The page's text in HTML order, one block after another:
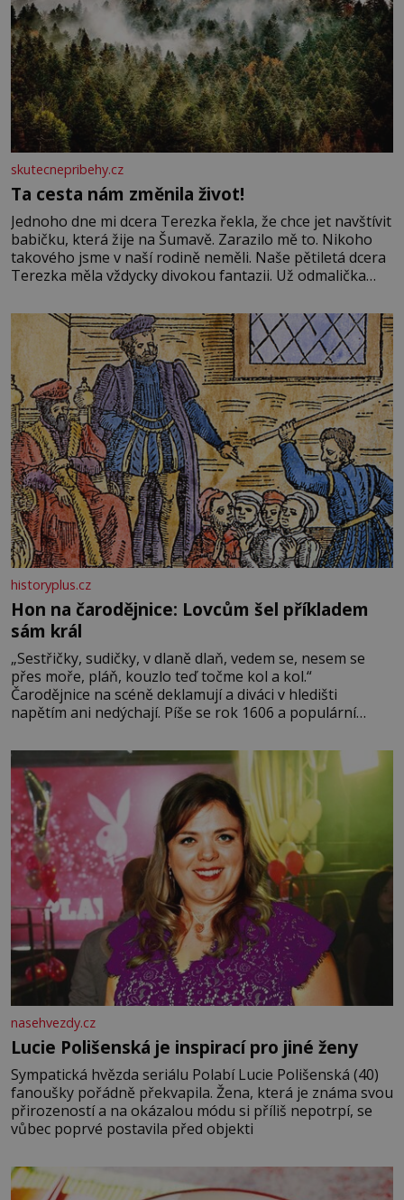
skutecnepribehy.cz
Ta cesta nám změnila život!
Jednoho dne mi dcera Terezka řekla, že chce jet navštívit
babičku, která žije na Šumavě. Zarazilo mě to. Nikoho
takového jsme v naší rodině neměli. Naše pětiletá dcera
Terezka měla vždycky divokou fantazii. Už odmalička
zdálo o jednorožcích, krásných princeznách, statečných
rytířích a létajících dracích.
historyplus.cz
Hon na čarodějnice: Lovcům šel příkladem
sám král
„Sestřičky, sudičky, v dlaně dlaň, vedem se, nesem se
přes moře, pláň, kouzlo teď točme kol a kol.“
Čarodějnice na scéně deklamují a diváci v hledišti
napětím ani nedýchají. Píše se rok 1606 a populární
Tragédii o Macbethovi. Napsal ji pro krále Jakuba I., jenž
v roce 1603 vystřídal
nasehvezdy.cz
Lucie Polišenská je inspirací pro jiné ženy
Sympatická hvězda seriálu Polabí Lucie Polišenská (40)
fanoušky pořádně překvapila. Žena, která je známa svou
přirozeností a na okázalou módu si příliš nepotrpí, se
vůbec poprvé postavila před objekti